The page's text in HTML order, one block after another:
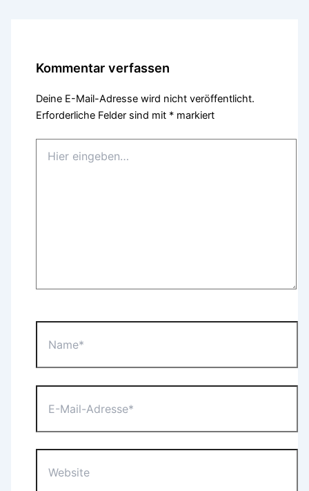
Kommentar verfassen
Deine E-Mail-Adresse wird nicht veröffentlicht.
Erforderliche Felder sind mit * markiert
eingeben…
Mail-